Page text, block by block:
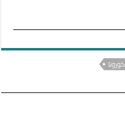
كورونا